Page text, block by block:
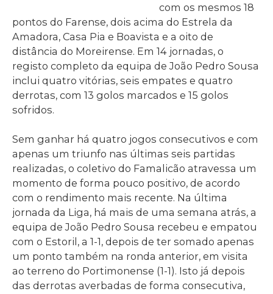
com os mesmos 18
pontos do Farense, dois acima do Estrela da
Amadora, Casa Pia e Boavista e a oito de
distância do Moreirense. Em 14 jornadas, o
registo completo da equipa de João Pedro Sousa
inclui quatro vitórias, seis empates e quatro
derrotas, com 13 golos marcados e 15 golos
sofridos.
Sem ganhar há quatro jogos consecutivos e com
apenas um triunfo nas últimas seis partidas
realizadas, o coletivo do Famalicão atravessa um
momento de forma pouco positivo, de acordo
com o rendimento mais recente. Na última
jornada da Liga, há mais de uma semana atrás, a
equipa de João Pedro Sousa recebeu e empatou
com o Estoril, a 1-1, depois de ter somado apenas
um ponto também na ronda anterior, em visita
ao terreno do Portimonense (1-1). Isto já depois
das derrotas averbadas de forma consecutiva,